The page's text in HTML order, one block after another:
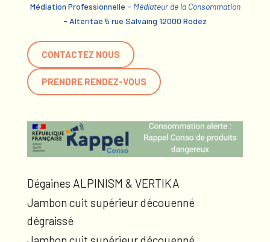
Médiation Professionnelle - Médiateur de la Consommation
- Alteritae 5 rue Salvaing 12000 Rodez
CONTACTEZ NOUS
PRENDRE RENDEZ-VOUS
Dégaines ALPINISM & VERTIKA
Jambon cuit supérieur découenné
dégraissé